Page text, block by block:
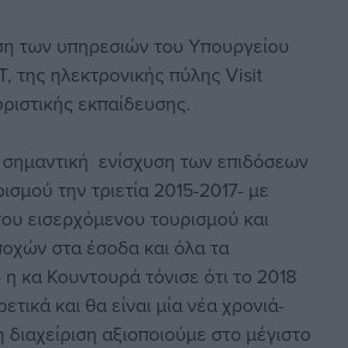
των υπηρεσιών του Υπουργείου
της ηλεκτρονικής πύλης Visit
εκπαίδευσης.
ενίσχυση των επιδόσεων
την τριετία 2015-2017- με
εισερχόμενου τουρισμού και
στα έσοδα και όλα τα
κα Κουντουρά τόνισε ότι το 2018
και θα είναι μία νέα χρονιά-
αξιοποιούμε στο μέγιστο